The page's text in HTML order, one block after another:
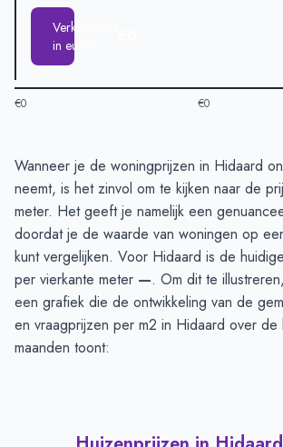
Verkoopprijs
in euro's
€0 €0
Huizenprijzen in Hidaard-Afgelopen 3
Type
Vraagprijs in euro's
€0
Verkoopprijs in euro's
€0
Wanneer je de woningprijzen in Hidaard
neemt, is het zinvol om te kijken naar de
meter. Het geeft je namelijk een
doordat je de waarde van woningen op
kunt vergelijken. Voor Hidaard is de
per vierkante meter —. Om dit te
een grafiek die de ontwikkeling van de
en vraagprijzen per m2 in Hidaard over de
maanden toont: